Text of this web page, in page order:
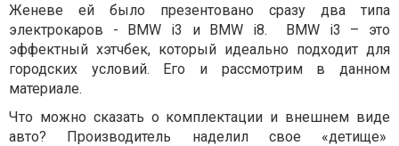
Женеве ей было презентовано сразу два типа
электрокаров - BMW i3 и BMW i8. BMW i3 – это
эффектный хэтчбек, который идеально подходит для
городских условий. Его и рассмотрим в данном
материале.
Что можно сказать о комплектации и внешнем виде
авто? Производитель наделил свое «детище»